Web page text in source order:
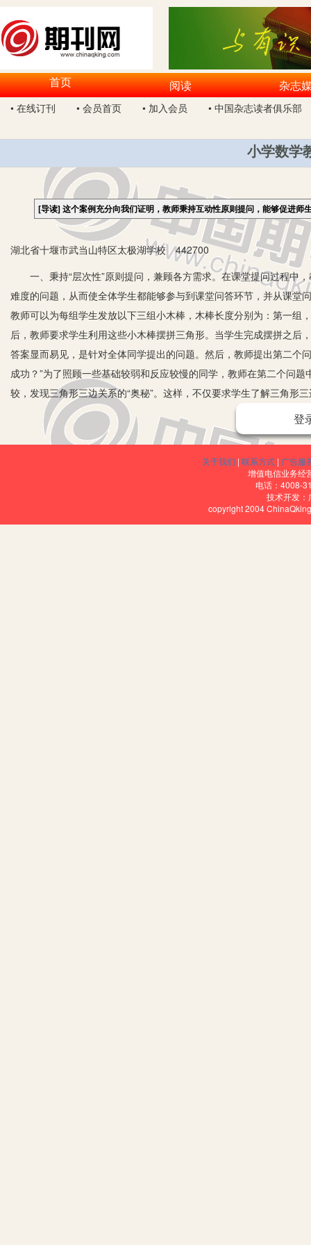
首页 阅读 杂志
• 在线订刊 • 会员首页 • 加入会员 • 中国杂志读者俱乐部
小学数学
[导读]这个案例充分向我们证明，教师秉持互动性原则提问，能够促进师
湖北省十堰市武当山特区太极湖学校 442700
一、秉持“层次性”原则提问，兼顾各方需求。在课堂提问过程中
难度的问题，从而使全体学生都能够参与到课堂问答环节，并从课
教师可以为每组学生发放以下三组小木棒，木棒长度分别为：第一
后，教师要求学生利用这些小木棒摆拼三角形。当学生完成摆拼之后
答案显而易见，是针对全体同学提出的问题。然后，教师提出第二个
成功？”为了照顾一些基础较弱和反应较慢的同学，教师在第二个问
较，发现三角形三边关系的“奥秘”。这样，不仅要求学生了解三角形
二、秉持“互动性”原则提问，促进教学相长。在小学数学教学中
提问，通过课堂上的问与答，使师生共同经历思考、质疑、提问、
生完成对于三角形三个角的“拼接”，使学生认识到所给三角形的内
和也会随之变大吗？”这个问题引发了学生对于三角形内角和的新的
己意外的结论：放大后的三角形的内角和仍然是180°。面对学生迷
己的质疑：“如果放大不会改变三角形的内角和，缩小会改变吗？”“
登
关于我们 | 联系方式 | 广告服
增值电信业务经
电话：4008-
技术开发：
copyright 2004